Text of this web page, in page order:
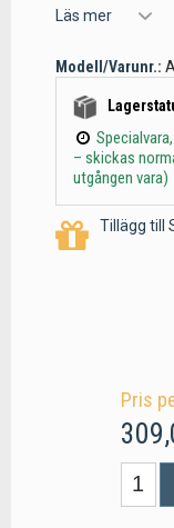
Läs mer
Modell/Varunr.:
– skickas
utgången vara)
Tillägg till
Pris